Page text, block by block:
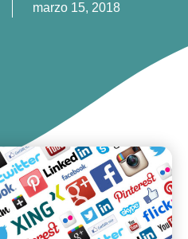
marzo 15, 2018